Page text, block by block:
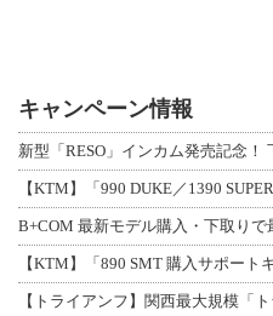
キャンペーン情報
【KTM】「990 DUKE／1390
【KTM】「890 SMT 購入サポー